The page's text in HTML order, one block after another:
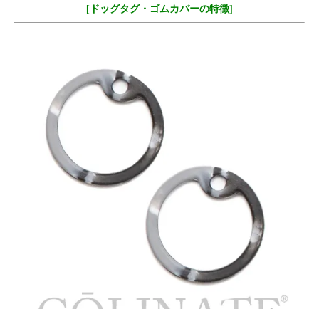
[ドッグタグ・ゴムカバーの特徴]